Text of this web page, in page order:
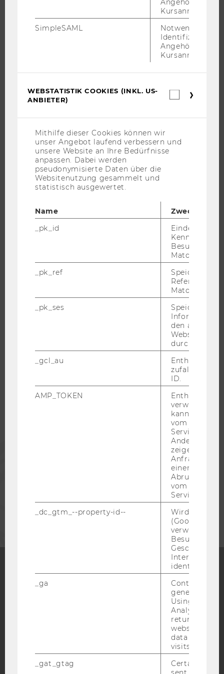
UNIVERSITÄT
CAMPUS
WU FOUNDATION
JOBPORTAL
JOBS MIT WU-STUDIUM
WU COMMUNITY
STUDIERENDE
UNTERNEHMEN
Blog
Bluesky
Angehörige/r für
Kursanmeldung.
SimpleSAML
Notwendig zur
Identifizierung
Angehörige/r für
Kursanmeldung.
WEBSTATISTIK COOKIES (INKL. US-
ANBIETER)
Mithilfe dieser Cookies können wir
unser Angebot laufend verbessern und
unsere Website an Ihre Bedürfnisse
anpassen. Dabei werden
pseudonymisierte Daten über die
Websitenutzung gesammelt und
statistisch ausgewertet.
Name
Zweck
_pk_id
Eindeutige
Besuchers
Matomo.
_pk_ref
Speicherung
Referrers
Matomo.
_pk_ses
Speicherung
den aktuellen
durch
_gcl_au
Enthält eine
ID.
AMP_TOKEN
Enthält ein
verwendet
kann, um
vom AMP-
Service
Andere
zeigen Opt-
Anfrage im
einen Fehler
Abrufen
vom AMP
Service an.
_dc_gtm_--property-id--
Wird von
(Google Tag
verwendet,
Besucher
Geschlecht
Interessen zu
identifizieren.
_ga
Contains a
generated
Using this
Analytics can
returning
website and
data from
visits.
_gat_gtag
Certain data